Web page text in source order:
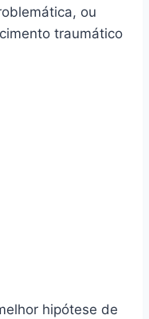
ou
traumático
hipótese de